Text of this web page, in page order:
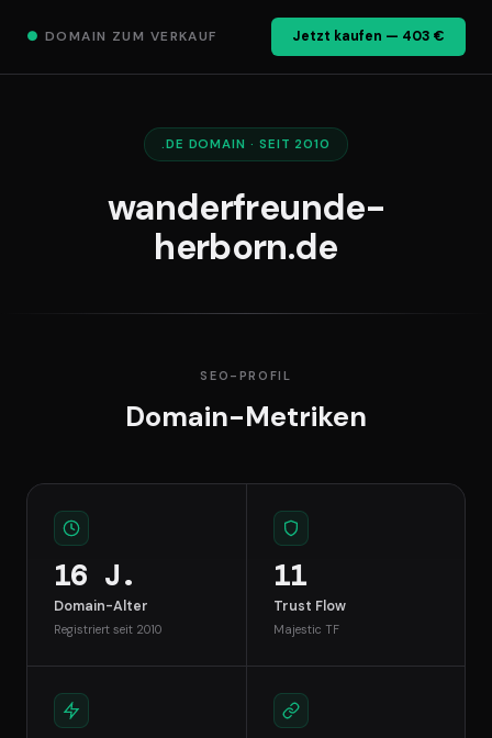
● DOMAIN ZUM VERKAUF Jetzt kaufen — 403 €
.DE DOMAIN · SEIT 2010
wanderfreunde-
herborn.de
SEO-PROFIL
Domain-Metriken
16 J.
Domain-Alter
Registriert seit 2010
11
Trust Flow
Majestic TF